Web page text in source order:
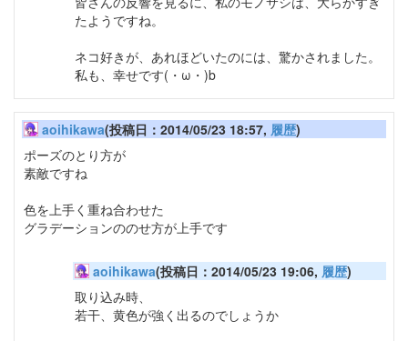
たようですね。
ネコ好きが、あれほどいたのには、驚かされました。
私も、幸せです(・ω・)b
aoihikawa(投稿日：2014/05/23 18:57, 履歴)
ポーズのとり方が
素敵ですね
色を上手く重ね合わせた
グラデーションののせ方が上手です
aoihikawa(投稿日：2014/05/23 19:06, 履歴)
取り込み時、
若干、黄色が強く出るのでしょうか